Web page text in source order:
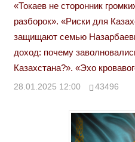
«Токаев не сторонник
разборок». «Риски для
защищают семью
доход: почему
Казахстана?». «Эхо
28.01.2025 12:00 43496